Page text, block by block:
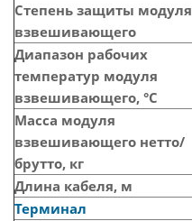
Степень защиты модуля
взвешивающего
Диапазон рабочих
температур модуля
взвешивающего, °С
Масса модуля
взвешивающего нетто/
брутто, кг
Длина кабеля, м
Терминал